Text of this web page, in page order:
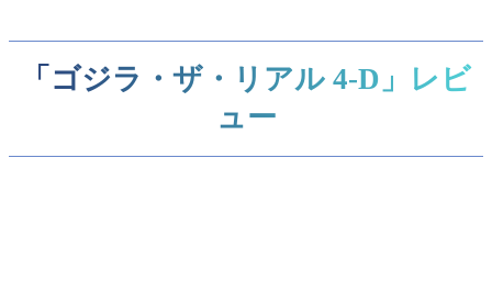
「ゴジラ・ザ・リアル 4-D」レビ
ュー